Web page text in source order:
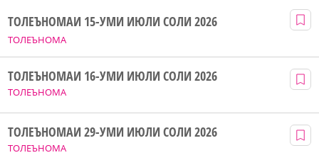
ТОЛЕЪНОМА
ТОЛЕЪНОМАИ 15-УМИ ИЮЛИ СОЛИ 2026
ТОЛЕЪНОМА
ТОЛЕЪНОМАИ 16-УМИ ИЮЛИ СОЛИ 2026
ТОЛЕЪНОМА
ТОЛЕЪНОМАИ 29-УМИ ИЮЛИ СОЛИ 2026